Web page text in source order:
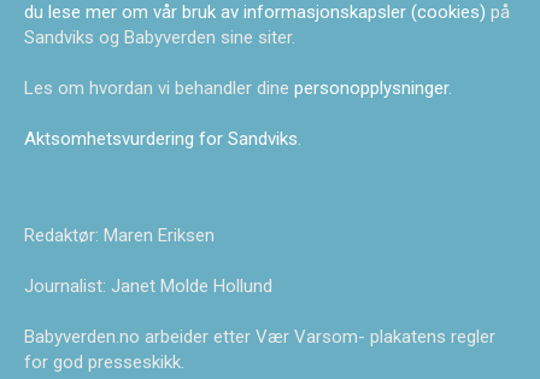
du lese mer om vår bruk av informasjonskapsler (cookies) på
Sandviks og Babyverden sine siter.
Les om hvordan vi behandler dine personopplysninger.
Aktsomhetsvurdering for Sandviks.
Redaktør: Maren Eriksen
Journalist: Janet Molde Hollund
Babyverden.no arbeider etter Vær Varsom- plakatens regler
for god presseskikk.